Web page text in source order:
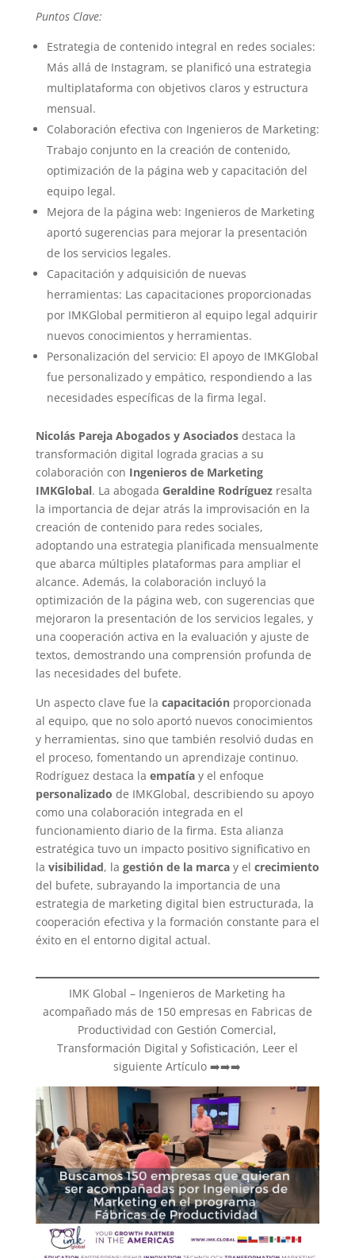
Puntos Clave:
Estrategia de contenido integral en redes sociales:
Más allá de Instagram, se planificó una estrategia
multiplataforma con objetivos claros y estructura
mensual.
Colaboración efectiva con Ingenieros de Marketing:
Trabajo conjunto en la creación de contenido,
optimización de la página web y capacitación del
equipo legal.
Mejora de la página web: Ingenieros de Marketing
aportó sugerencias para mejorar la presentación
de los servicios legales.
Capacitación y adquisición de nuevas
herramientas: Las capacitaciones proporcionadas
por IMKGlobal permitieron al equipo legal adquirir
nuevos conocimientos y herramientas.
Personalización del servicio: El apoyo de IMKGlobal
fue personalizado y empático, respondiendo a las
necesidades específicas de la firma legal.
Nicolás Pareja Abogados y Asociadosdestaca la
transformación digital lograda gracias a su
colaboración con Ingenieros de Marketing
IMKGlobal. La abogada Geraldine Rodríguezresalta
la importancia de dejar atrás la improvisación en la
creación de contenido para redes sociales,
adoptando una estrategia planificada mensualmente
que abarca múltiples plataformas para ampliar el
alcance. Además, la colaboración incluyó la
optimización de la página web, con sugerencias que
mejoraron la presentación de los servicios legales, y
una cooperación activa en la evaluación y ajuste de
textos, demostrando una comprensión profunda de
las necesidades del bufete.
Un aspecto clave fue la capacitaciónproporcionada
al equipo, que no solo aportó nuevos conocimientos
y herramientas, sino que también resolvió dudas en
el proceso, fomentando un aprendizaje continuo.
Rodríguez destaca la empatíay el enfoque
personalizado de IMKGlobal, describiendo su apoyo
como una colaboración integrada en el
funcionamiento diario de la firma. Esta alianza
estratégica tuvo un impacto positivo significativo en
la visibilidad, la gestión de la marcay el crecimiento
del bufete, subrayando la importancia de una
estrategia de marketing digital bien estructurada, la
cooperación efectiva y la formación constante para el
éxito en el entorno digital actual.
IMK Global – Ingenieros de Marketing ha
acompañado más de 150 empresas en Fabricas de
Productividad con Gestión Comercial,
Transformación Digital y Sofisticación, Leer el
siguiente Artículo ➡️➡️➡️